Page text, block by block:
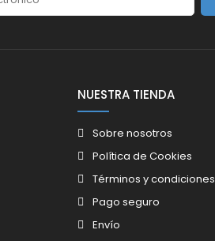
NUESTRA TIENDA
Sobre nosotros
Política de Cookies
Términos y condiciones
Pago seguro
Envío